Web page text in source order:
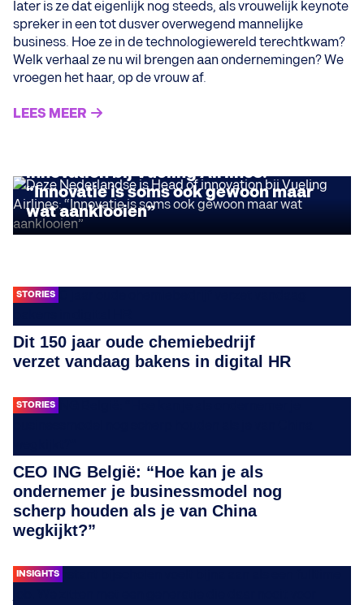
later is ze dat eigenlijk nog steeds, als vrouwelijk keynote
spreker in een tot dusver overwegend mannelijke
business. Hoe ze in de technologiewereld terechtkwam?
Welk verhaal ze nu wil brengen aan ondernemingen? We
vroegen het haar, op de vrouw af.
LEES MEER
innovation bij Vueling Airlines:
“Innovatie is soms ook gewoon maar
wat aanklooien”
STORIES
Dit 150 jaar oude chemiebedrijf
verzet vandaag bakens in digital HR
STORIES
CEO ING België: “Hoe kan je als
ondernemer je businessmodel nog
scherp houden als je van China
wegkijkt?”
INSIGHTS